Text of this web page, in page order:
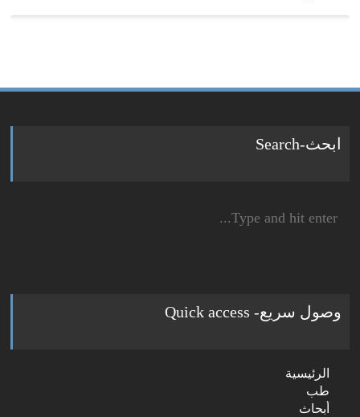
ابحث-Search
for:
وصول سريع- Quick access
الرئيسية
طب
أبحاث